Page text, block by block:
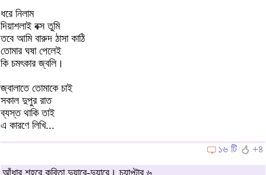
ধরে নিলাম
দিয়াশলাই বক্স তুমি
তবে আমি বারুদ ঠাসা কাঠি
তোমার ঘষা পেলেই
কি চমৎকার জ্বলি।
জ্বালাতে তোমাকে চাই
সকাল দুপুর রাত
ব্যস্ত থাকি তাই
এ কারণে লিখি...
১৬ টি
+৪
আঁধার শহরে কবিতা দুয়ারে-দুয়ারে। চ্যাপ্টার ৬